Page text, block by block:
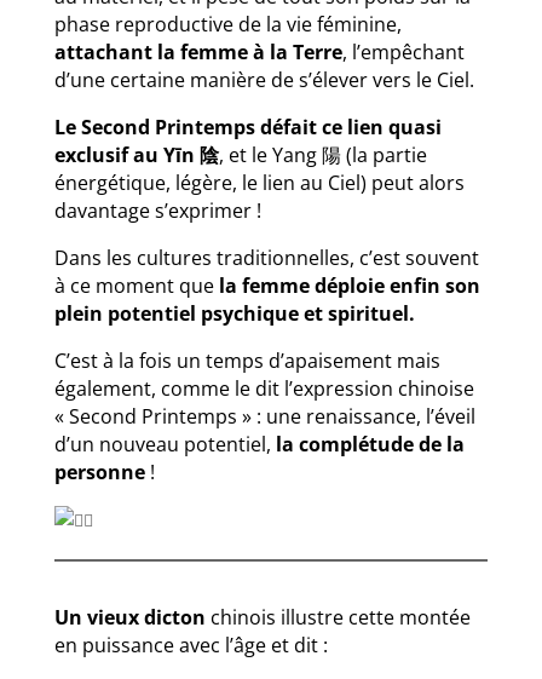
phase reproductive de la vie féminine,
attachant la femme à la Terre, l’empêchant
d’une certaine manière de s’élever vers le Ciel.
Le Second Printemps défait ce lien quasi
exclusif au Yīn 陰, et le Yang 陽 (la partie
énergétique, légère, le lien au Ciel) peut alors
davantage s’exprimer !
Dans les cultures traditionnelles, c’est souvent
à ce moment que la femme déploie enfin son
plein potentiel psychique et spirituel.
C’est à la fois un temps d’apaisement mais
également, comme le dit l’expression chinoise
« Second Printemps » : une renaissance, l’éveil
d’un nouveau potentiel, la complétude de la
personne!
Un vieux dicton chinois illustre cette montée
en puissance avec l’âge et dit :